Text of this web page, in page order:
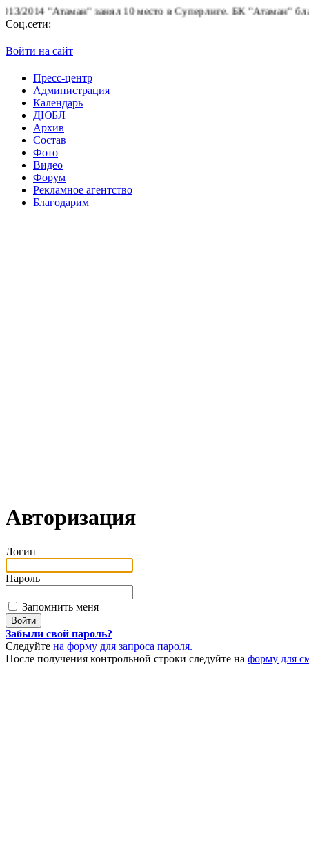
"Атаман" занял 10 место в Суперлиге.БК "Атаман"
Соц.сети:
Войти на сайт
Пресс-центр
Администрация
Календарь
ДЮБЛ
Архив
Состав
Фото
Видео
Форум
Рекламное агентство
Благодарим
Авторизация
Логин
Пароль
Запомнить меня
Забыли свой пароль?
Следуйте на форму для запроса пароля.
После получения контрольной строки следуйте на форму для